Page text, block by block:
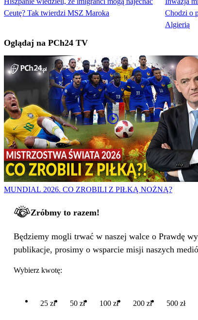
Ceutę? Tak twierdzi MSZ Maroka
Chodzi o
Algierią
Oglądaj na PCh24 TV
MUNDIAL 2026. CO ZROBILI Z PIŁKĄ NOŻNĄ?
Zróbmy to razem!
Będziemy mogli trwać w naszej walce o Prawdę
publikacje, prosimy o wsparcie misji naszych
Wybierz kwotę:
25 zł 50 zł 100 zł 200 zł 500 zł